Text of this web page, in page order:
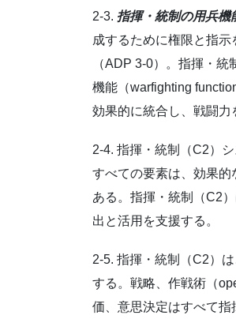
2-3. 指揮・統制の用兵機
成するために権限と指
（ADP 3-0）。指揮・
機能（warfighting
効果的に統合し、戦闘力
2-4. 指揮・統制（C2）
すべての要素は、効果
ある。指揮・統制（C2
出と活用を支援する。
2-5. 指揮・統制（C2）
する。戦略、作戦術（
価、意思決定はすべて指